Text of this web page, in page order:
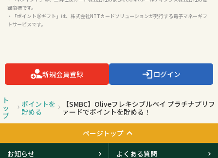
録商標です。
・「ポイント＠ギフト」は、株式会社NTTカードソリューションが発行する電子マネーギフ
トサービスです。
新規会員登録 ログイン
ト
ッ
プ
ポイントを
貯める
【SMBC】Oliveフレキシブルペイ プラチナプリフ
ァードでポイントを貯める！
ページトップ
お知らせ よくある質問